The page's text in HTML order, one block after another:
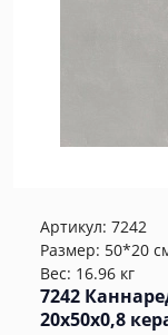
Артикул: 7242
Размер: 50*20
Вес: 16.96 кг
7242
20x50x0,8